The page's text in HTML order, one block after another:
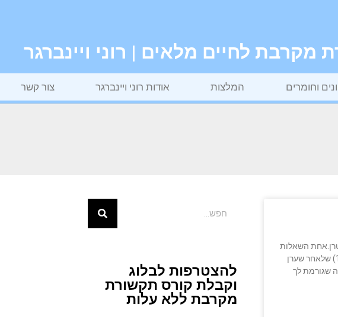
מקרבת לחיים מלאים | רוני ויינברגר
וחומרים המלצות אודות רוני ויינברגר צור קשר
השאלות
שהוא שאל אותי לקראת סוף השיחה היתה ממש חזקה עבורי והולכת איתי מאז.אפשר לשמוע בהקלטה (דקה 1:39:50) שלאחר שערן
שגורמת לך
להצטרפות לבלוג
וקבלת קורס תקשורת
מקרבת ללא עלות